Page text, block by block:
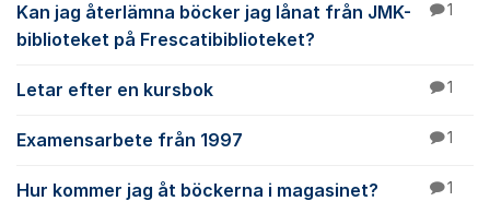
Kan jag återlämna böcker jag lånat från JMK-
biblioteket på Frescatibiblioteket?
1
Letar efter en kursbok 1
Examensarbete från 1997 1
Hur kommer jag åt böckerna i magasinet? 1